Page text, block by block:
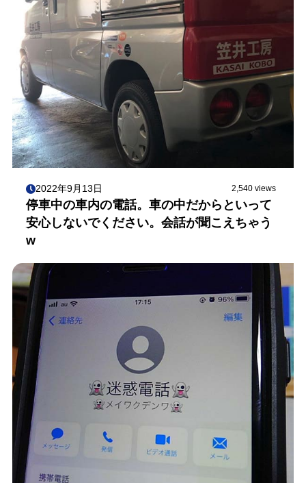
2022年9月13日 2,540 views
停車中の車内の電話。車の中だからといって
安心しないでください。会話が聞こえちゃう
w